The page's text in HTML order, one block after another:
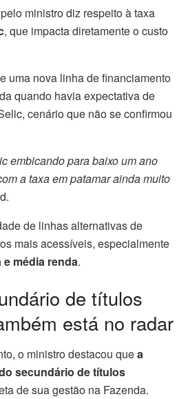
ministro diz respeito à taxa
, que impacta diretamente o custo
uma nova linha de financiamento
quando havia expectativa de
cenário que não se confirmou
embicando para baixo um ano
a taxa em patamar ainda muito
de linhas alternativas de
mais acessíveis, especialmente
média renda.
de títulos
está no radar
o ministro destacou quea
secundário de títulos
de sua gestão na Fazenda.